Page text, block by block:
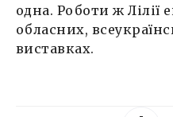
одна. Роботи ж Лілії
обласних,
виставках.